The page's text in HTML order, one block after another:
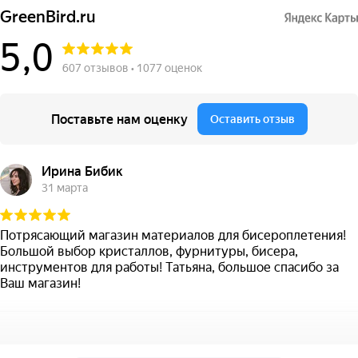
GreenBird.ru
5,0 607 отзывов • 1077 оценок
Поставьте нам оценку Оставить отзыв
Ирина Бибик
31 марта
Потрясающий магазин материалов для бисероплетения!
Большой выбор кристаллов, фурнитуры, бисера,
инструментов для работы! Татьяна, большое спасибо за
Ваш магазин!